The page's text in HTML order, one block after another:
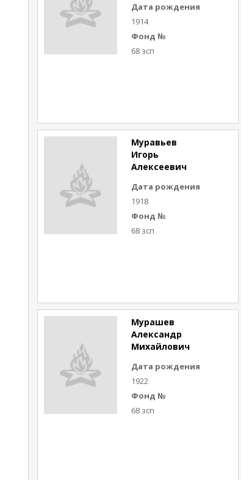
Дата рождения
1914
Фонд №
68 зсп
Муравьев
Игорь
Алексеевич
Дата рождения
1918
Фонд №
68 зсп
Мурашев
Александр
Михайлович
Дата рождения
1922
Фонд №
68 зсп